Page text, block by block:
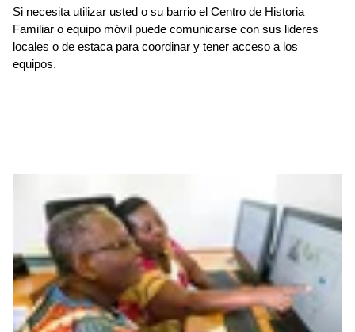
Si necesita utilizar usted o su barrio el Centro de Historia
Familiar o equipo móvil puede comunicarse con sus lideres
locales o de estaca para coordinar y tener acceso a los
equipos.